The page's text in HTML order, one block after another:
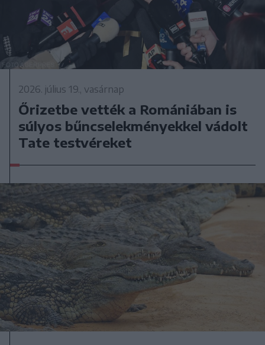
2026. július 19., vasárnap
Őrizetbe vették a Romániában is
súlyos bűncselekményekkel vádolt
Tate testvéreket